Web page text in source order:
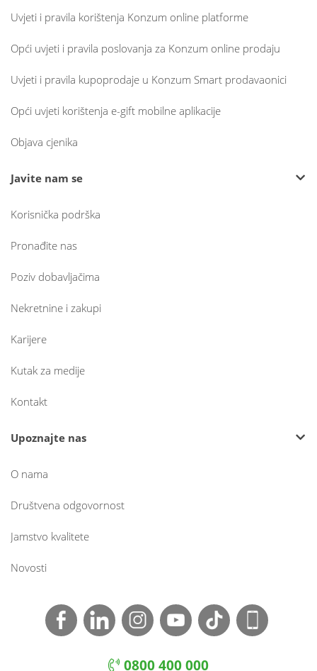
Uvjeti i pravila korištenja Konzum online platforme
Opći uvjeti i pravila poslovanja za Konzum online prodaju
Uvjeti i pravila kupoprodaje u Konzum Smart prodavaonici
Opći uvjeti korištenja e-gift mobilne aplikacije
Objava cjenika
Javite nam se
Korisnička podrška
Pronađite nas
Poziv dobavljačima
Nekretnine i zakupi
Karijere
Kutak za medije
Kontakt
Upoznajte nas
O nama
Društvena odgovornost
Jamstvo kvalitete
Novosti
0800 400 000